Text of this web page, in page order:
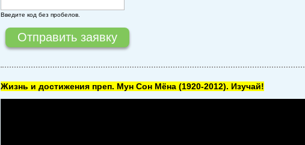
Введите код без пробелов.
Жизнь и достижения преп. Мун Сон Мёна (1920-2012). Изучай!